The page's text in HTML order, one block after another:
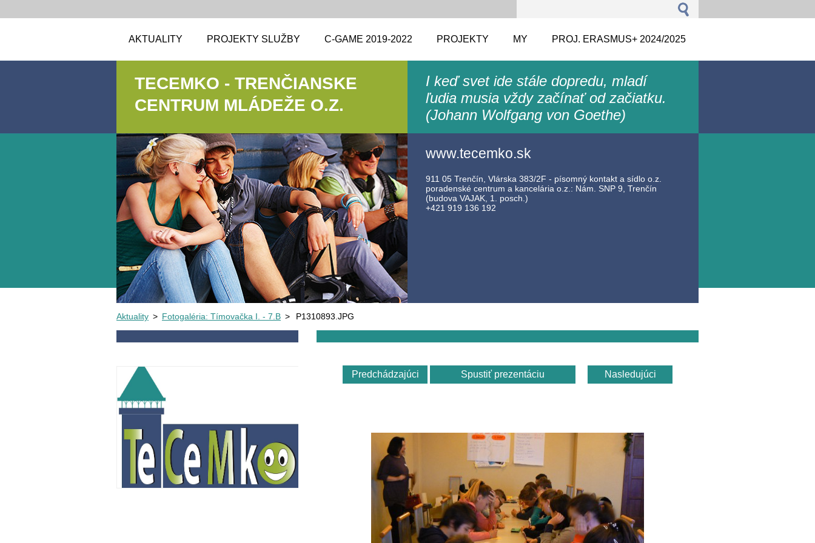
AKTUALITY PROJEKTY SLUŽBY C-GAME 2019-2022 PROJEKTY MY PROJ. ERASMUS+ 2024/2025
TECEMKO - TRENČIANSKE
CENTRUM MLÁDEŽE O.Z.
I keď svet ide stále dopredu, mladí
ľudia musia vždy začínať od začiatku.
(Johann Wolfgang von Goethe)
www.tecemko.sk
911 05 Trenčín, Vlárska 383/2F - písomný kontakt a sídlo o.z.
poradenské centrum a kancelária o.z.: Nám. SNP 9, Trenčín
(budova VAJAK, 1. posch.)
+421 919 136 192
Aktuality > Fotogaléria: Tímovačka I. - 7.B > P1310893.JPG
Predchádzajúci Spustiť prezentáciu Nasledujúci